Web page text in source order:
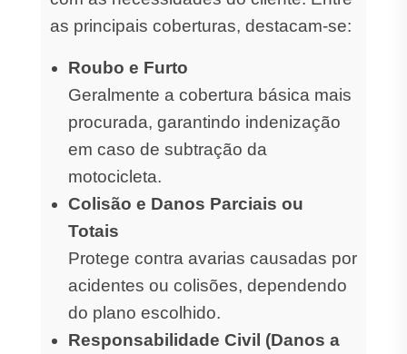
as principais coberturas, destacam-se:
Roubo e Furto
Geralmente a cobertura básica mais
procurada, garantindo indenização
em caso de subtração da
motocicleta.
Colisão e Danos Parciais ou
Totais
Protege contra avarias causadas por
acidentes ou colisões, dependendo
do plano escolhido.
Responsabilidade Civil (Danos a